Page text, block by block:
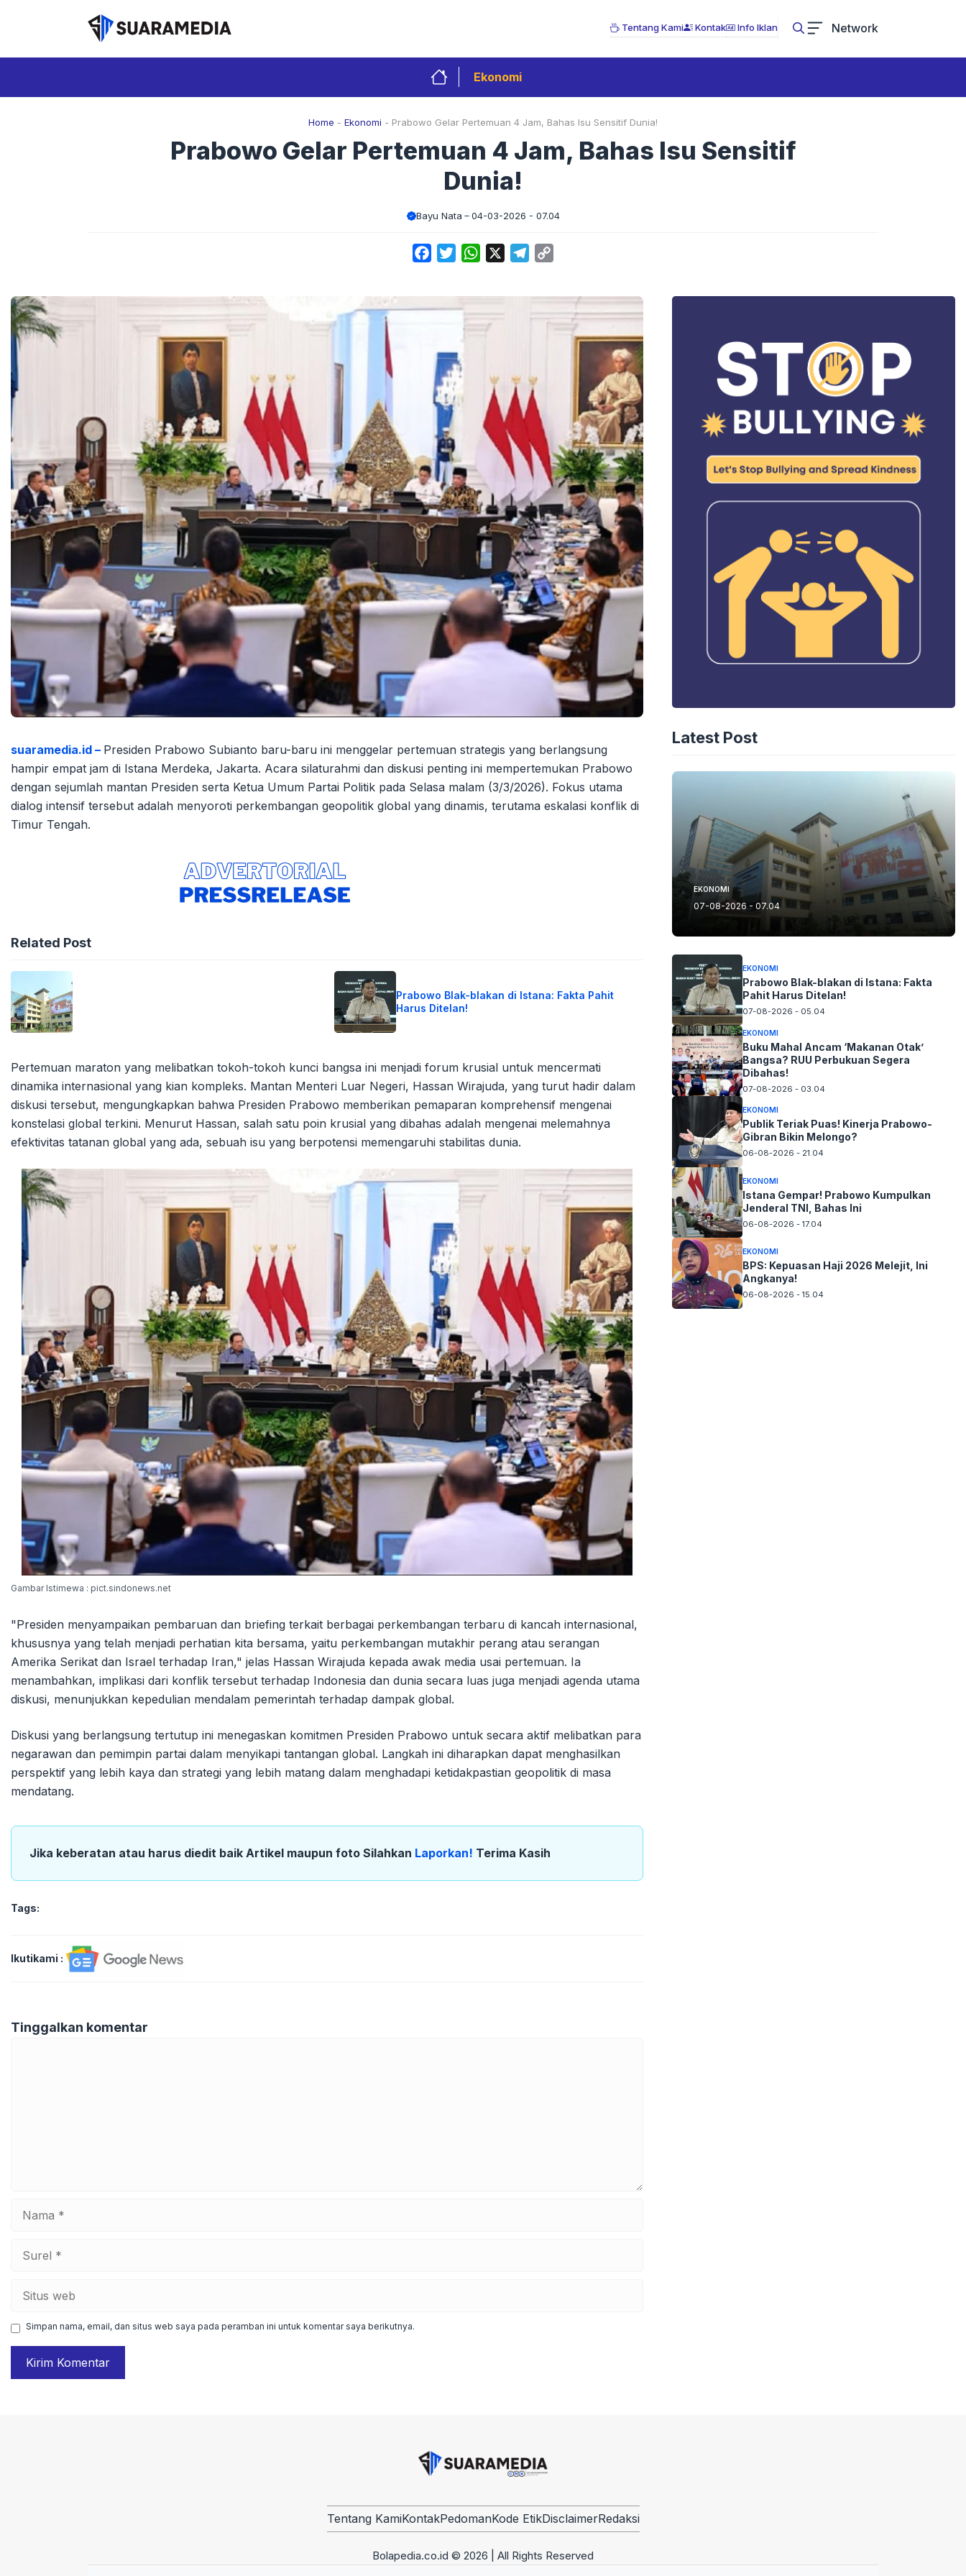
Tentang Kami Kontak Info Iklan Network
Ekonomi
Home - Ekonomi - Prabowo Gelar Pertemuan 4 Jam, Bahas Isu Sensitif Dunia!
Prabowo Gelar Pertemuan 4 Jam, Bahas Isu Sensitif
Dunia!
Bayu Nata 04-03-2026 - 07.04
FacebookTwitterWhatsApp Telegram
suaramedia.id – Presiden Prabowo Subianto baru-baru ini menggelar pertemuan strategis yang berlangsung
hampir empat jam di Istana Merdeka, Jakarta. Acara silaturahmi dan diskusi penting ini mempertemukan Prabowo
dengan sejumlah mantan Presiden serta Ketua Umum Partai Politik pada Selasa malam (3/3/2026). Fokus utama
dialog intensif tersebut adalah menyoroti perkembangan geopolitik global yang dinamis, terutama eskalasi konflik di
Timur Tengah.
Related Post
Prabowo Blak-blakan di Istana: Fakta Pahit
Harus Ditelan!
Pertemuan maraton yang melibatkan tokoh-tokoh kunci bangsa ini menjadi forum krusial untuk mencermati
dinamika internasional yang kian kompleks. Mantan Menteri Luar Negeri, Hassan Wirajuda, yang turut hadir dalam
diskusi tersebut, mengungkapkan bahwa Presiden Prabowo memberikan pemaparan komprehensif mengenai
konstelasi global terkini. Menurut Hassan, salah satu poin krusial yang dibahas adalah mengenai melemahnya
efektivitas tatanan global yang ada, sebuah isu yang berpotensi memengaruhi stabilitas dunia.
Gambar Istimewa : pict.sindonews.net
"Presiden menyampaikan pembaruan dan briefing terkait berbagai perkembangan terbaru di kancah internasional,
khususnya yang telah menjadi perhatian kita bersama, yaitu perkembangan mutakhir perang atau serangan
Amerika Serikat dan Israel terhadap Iran," jelas Hassan Wirajuda kepada awak media usai pertemuan. Ia
menambahkan, implikasi dari konflik tersebut terhadap Indonesia dan dunia secara luas juga menjadi agenda utama
diskusi, menunjukkan kepedulian mendalam pemerintah terhadap dampak global.
Diskusi yang berlangsung tertutup ini menegaskan komitmen Presiden Prabowo untuk secara aktif melibatkan para
negarawan dan pemimpin partai dalam menyikapi tantangan global. Langkah ini diharapkan dapat menghasilkan
perspektif yang lebih kaya dan strategi yang lebih matang dalam menghadapi ketidakpastian geopolitik di masa
mendatang.
Jika keberatan atau harus diedit baik Artikel maupun foto Silahkan Laporkan! Terima Kasih
Tags:
Ikutikami :
Tinggalkan komentar
Simpan nama, email, dan situs web saya pada peramban ini untuk komentar saya berikutnya.
Latest Post
EKONOMI
07-08-2026 - 07.04
EKONOMI
Prabowo Blak-blakan di Istana: Fakta
Pahit Harus Ditelan!
07-08-2026 - 05.04
EKONOMI
Buku Mahal Ancam ‘Makanan Otak’
Bangsa? RUU Perbukuan Segera
Dibahas!
07-08-2026 - 03.04
EKONOMI
Publik Teriak Puas! Kinerja Prabowo-
Gibran Bikin Melongo?
06-08-2026 - 21.04
EKONOMI
Istana Gempar! Prabowo Kumpulkan
Jenderal TNI, Bahas Ini
06-08-2026 - 17.04
EKONOMI
BPS: Kepuasan Haji 2026 Melejit, Ini
Angkanya!
06-08-2026 - 15.04
Tentang KamiKontakPedomanKode EtikDisclaimerRedaksi
Bolapedia.co.id © 2026 | All Rights Reserved